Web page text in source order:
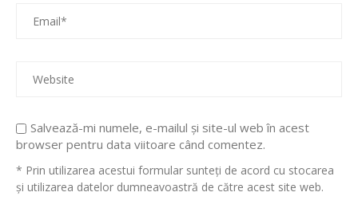
Salvează-mi numele, e-mailul și site-ul web în acest
browser pentru data viitoare când comentez.
* Prin utilizarea acestui formular sunteți de acord cu stocarea
și utilizarea datelor dumneavoastră de către acest site web.